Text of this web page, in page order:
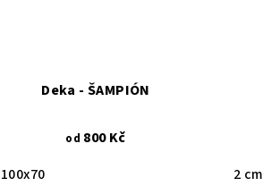
Deka - ŠAMPIÓN
od 800 Kč
100x70
2 cm